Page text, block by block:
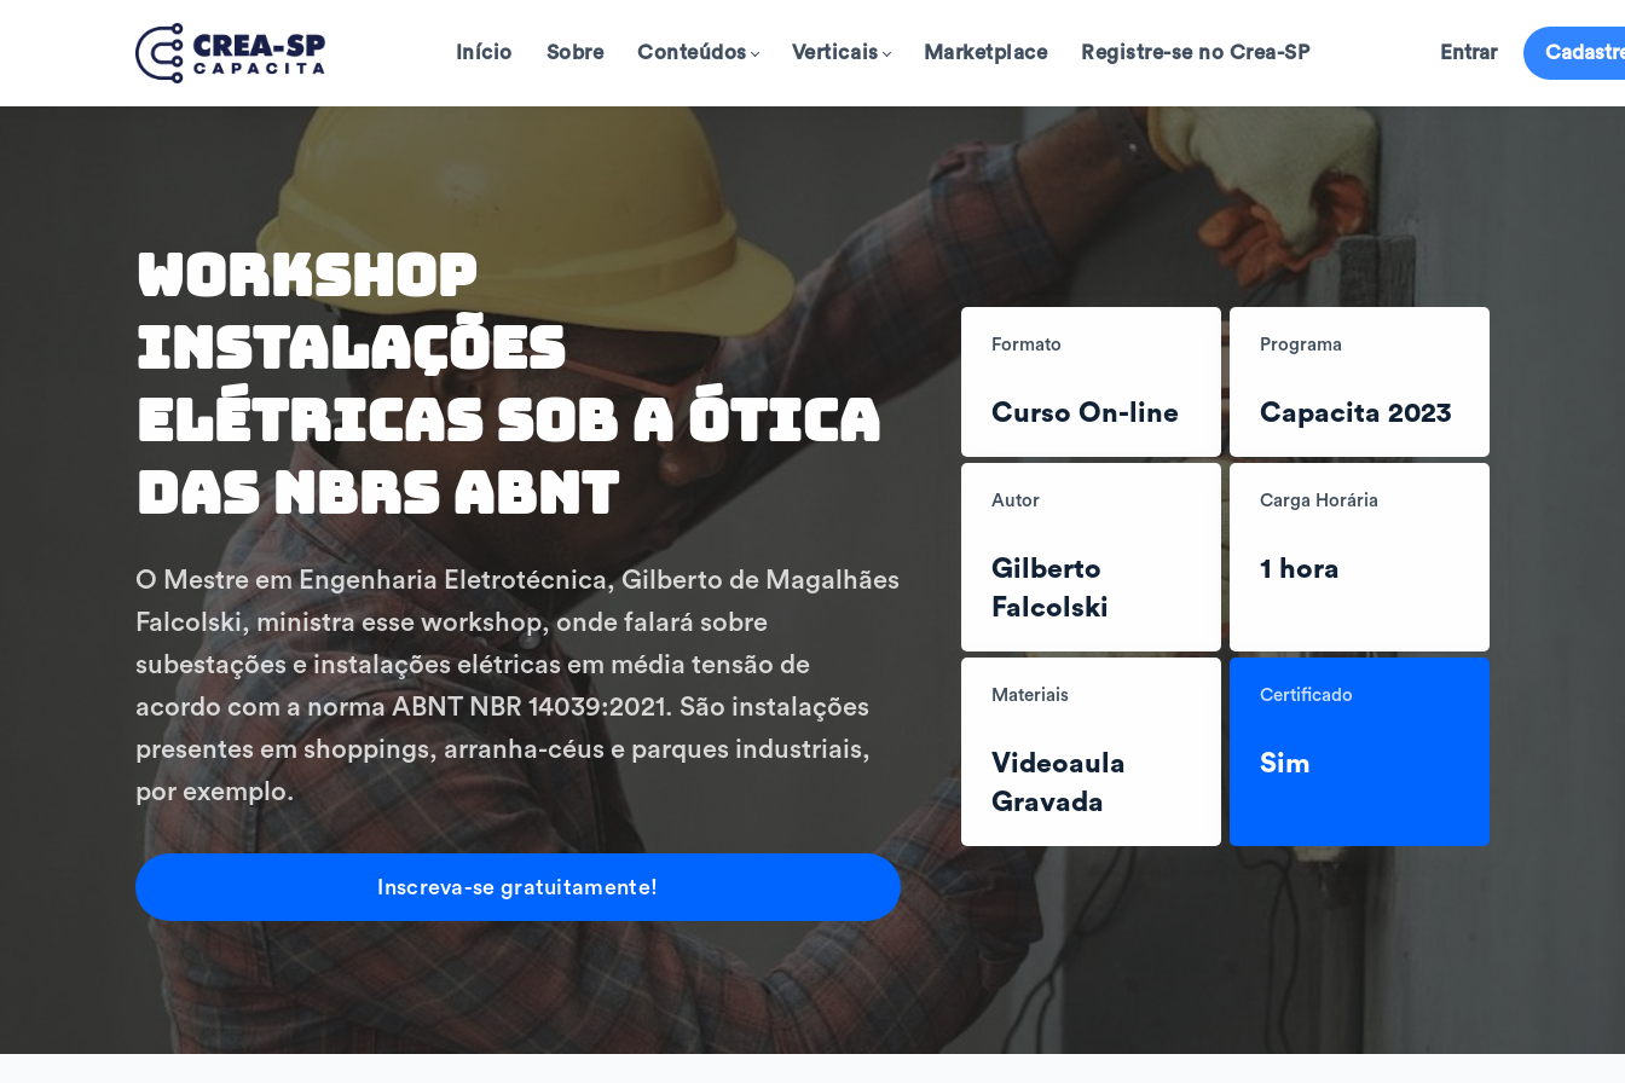
Início Sobre Conteúdos Verticais Marketplace Registre-se no Crea-SP Entrar
Workshop
Instalações
Elétricas Sob A Ótica
Das NBRs ABNT
O Mestre em Engenharia Eletrotécnica, Gilberto de Magalhães
Falcolski, ministra esse workshop, onde falará sobre
subestações e instalações elétricas em média tensão de
acordo com a norma ABNT NBR 14039:2021. São instalações
presentes em shoppings, arranha-céus e parques industriais,
por exemplo.
Inscreva-se gratuitamente!
Formato
Curso On-line
Programa
Capacita 2023
Autor
Gilberto
Falcolski
Carga Horária
1 hora
Materiais
Videoaula
Gravada
Certificado
Sim